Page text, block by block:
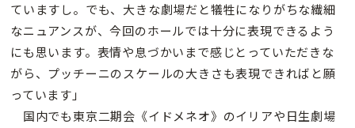
ていますし。でも、大きな劇場だと犠牲になりがちな繊細
なニュアンスが、今回のホールでは十分に表現できるよう
にも思います。表情や息づかいまで感じとっていただきな
がら、プッチーニのスケールの大きさも表現できればと願
っています」
国内でも東京二期会《イドメネオ》のイリアや日生劇場